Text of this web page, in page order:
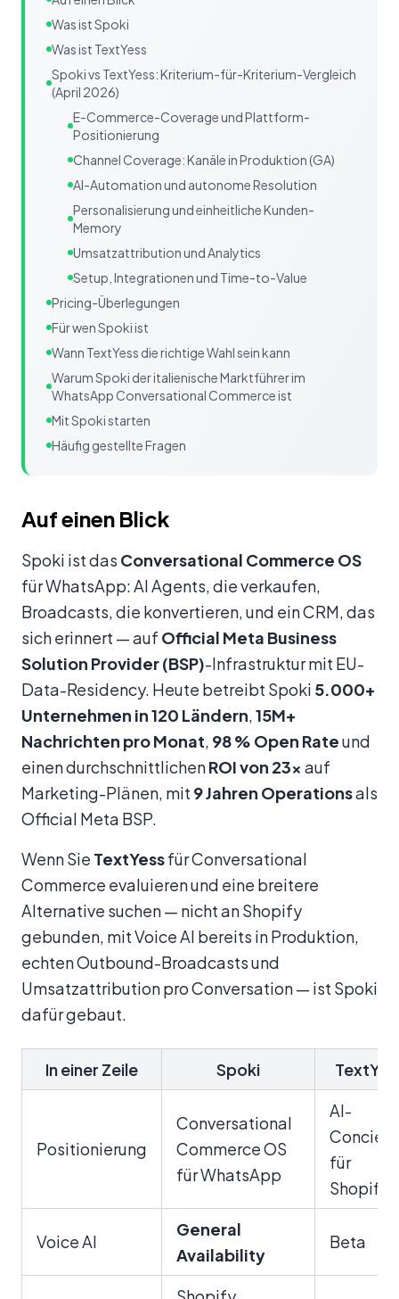
Was ist Spoki
Was ist TextYess
Spoki vs TextYess: Kriterium-für-Kriterium-Vergleich
(April 2026)
E-Commerce-Coverage und Plattform-
Positionierung
Channel Coverage: Kanäle in Produktion (GA)
AI-Automation und autonome Resolution
Personalisierung und einheitliche Kunden-
Memory
Umsatzattribution und Analytics
Setup, Integrationen und Time-to-Value
Pricing-Überlegungen
Für wen Spoki ist
Wann TextYess die richtige Wahl sein kann
Warum Spoki der italienische Marktführer im
WhatsApp Conversational Commerce ist
Mit Spoki starten
Häufig gestellte Fragen
Inhalt
Auf einen Blick
Spoki ist das Conversational Commerce OS
für WhatsApp: AI Agents, die verkaufen,
Broadcasts, die konvertieren, und ein CRM, das
sich erinnert — auf Official Meta Business
Solution Provider (BSP)-Infrastruktur mit EU-
Data-Residency. Heute betreibt Spoki 5.000+
Unternehmen in 120 Ländern,15M+
Nachrichten pro Monat, 98 % Open Rateund
einen durchschnittlichenROI von 23× auf
Marketing-Plänen, mit 9 Jahren Operationsals
Official Meta BSP.
Wenn Sie TextYessfür Conversational
Commerce evaluieren und eine breitere
Alternative suchen — nicht an Shopify
gebunden, mit Voice AI bereits in Produktion,
echten Outbound-Broadcasts und
Umsatzattribution pro Conversation — ist Spoki
dafür gebaut.
In einer Zeile Spoki
Positionierung
Conversational
Commerce OS
für WhatsApp
AI-
für
Shopify
Voice AI
General
Availability
Beta